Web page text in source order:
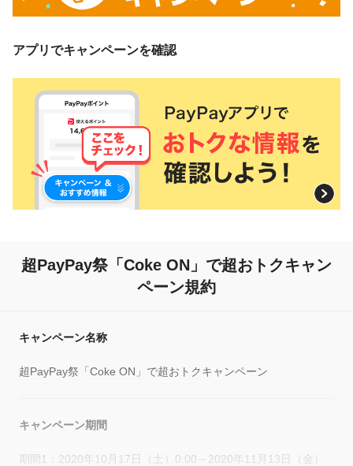
アプリでキャンペーンを確認
超PayPay祭「Coke ON」で超おトクキャン
ペーン規約
キャンペーン名称
超PayPay祭「Coke ON」で超おトクキャンペーン
キャンペーン期間
期間1：2020年10月17日（土）0:00～2020年11月13日（金）